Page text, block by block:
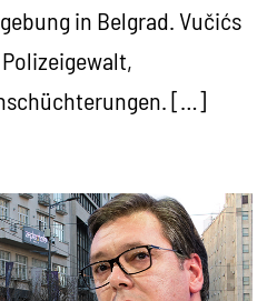
in Belgrad. Vučićs
[…]